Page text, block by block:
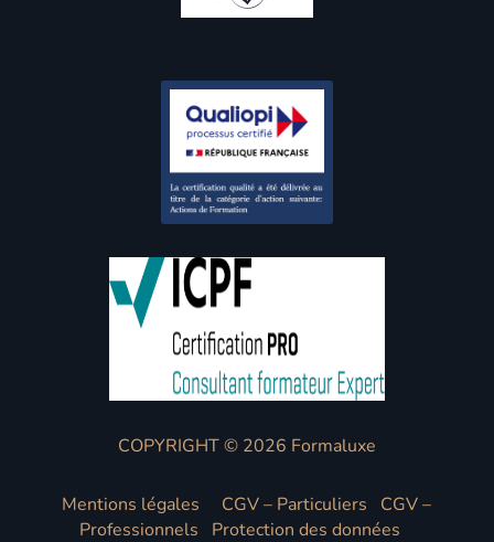
COPYRIGHT © 2026 Formaluxe
Mentions légales CGV – Particuliers
CGV –
Professionnels
Protection des données